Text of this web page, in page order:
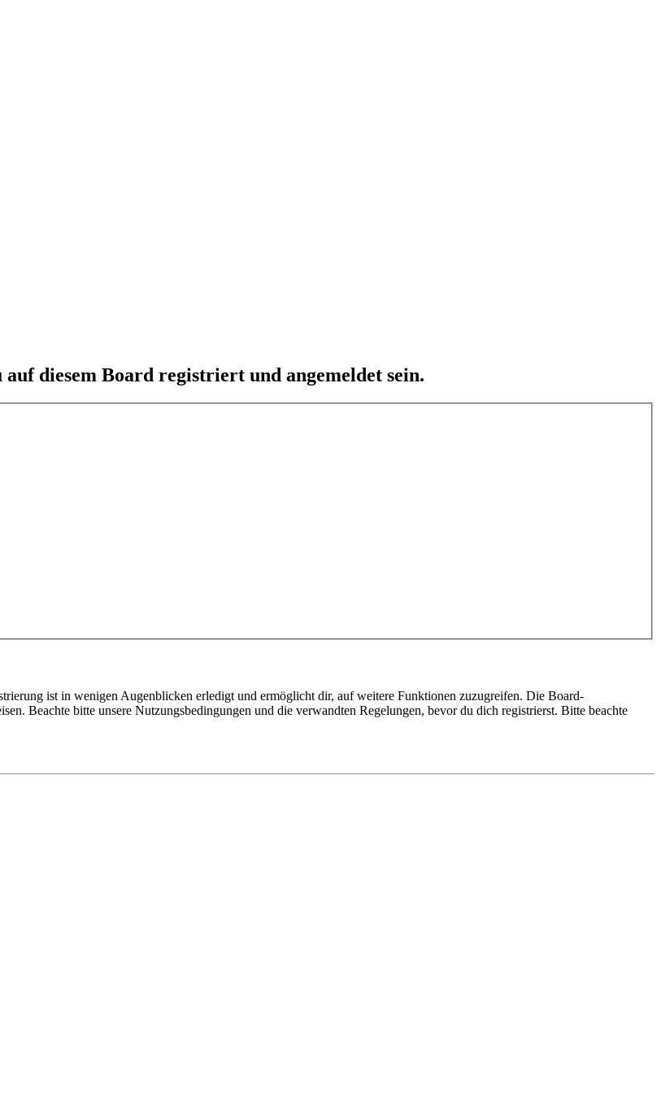
diesem Board registriert und angemeldet sein.
ist in wenigen Augenblicken erledigt und ermöglicht dir, auf weitere Funktionen zuzugreifen. Die Board-
Beachte bitte unsere Nutzungsbedingungen und die verwandten Regelungen, bevor du dich registrierst. Bitte beachte